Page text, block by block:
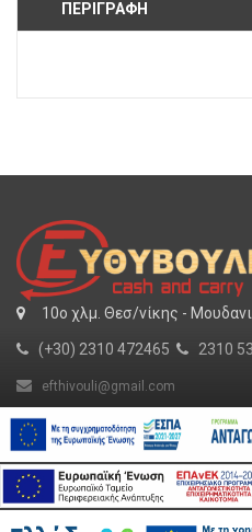
ΠΕΡΙΓΡΑΦΉ
10o χλμ. Θεσ/νίκης -
(+30) 2310 472465 2310
efthivouli@gmail.com
Για εμάς
Εργασία
Φυλλάδιο
SHOW
Efthivoulis © 2026 Cash and